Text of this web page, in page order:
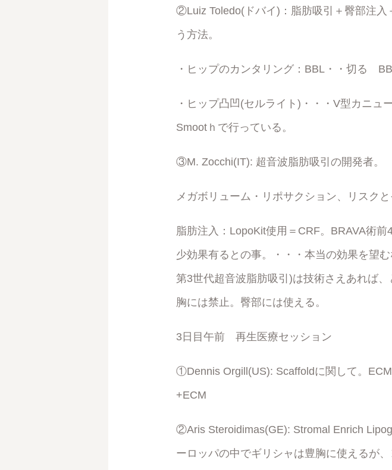
②Luiz Toledo(ドバイ)：脂肪吸引＋臀部注
う方法。
・ヒップのカンタリング：BBL・・切る
・ヒップ凸凹(セルライト)・・・V型カニュ
Smootｈで行っている。
③M. Zocchi(IT): 超音波脂肪吸引の開発者。
メガボリューム・リポサクション、リスク
脂肪注入：LopoKit使用＝CRF。BRAVA術
少効果有るとの事。・・・本当の効果を望
第3世代超音波脂肪吸引)は技術さえあれば
胸には禁止。臀部には使える。
3日目午前 再生医療セッション
①Dennis Orgill(US): Scaffoldに関して。
+ECM
②Aris Steroidimas(GE): Stromal Enrich
ーロッパの中でギリシャは豊胸に使えるが